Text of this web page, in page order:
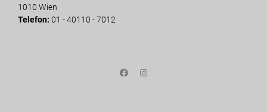
1010 Wien
Telefon: 01 - 40110 - 7012